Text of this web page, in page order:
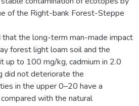
of the Right-bank Forest-Steppe
the long-term man-made impact
forest light loam soil and the
up to 100 mg/kg, cadmium in 2.0
did not deteriorate the
in the upper 0–20 have a
with the natural